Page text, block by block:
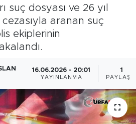
suç dosyası ve 26 yıl
aranan suç
ekiplerinin
16.06.2026 - 20:01
YAYINLANMA
1